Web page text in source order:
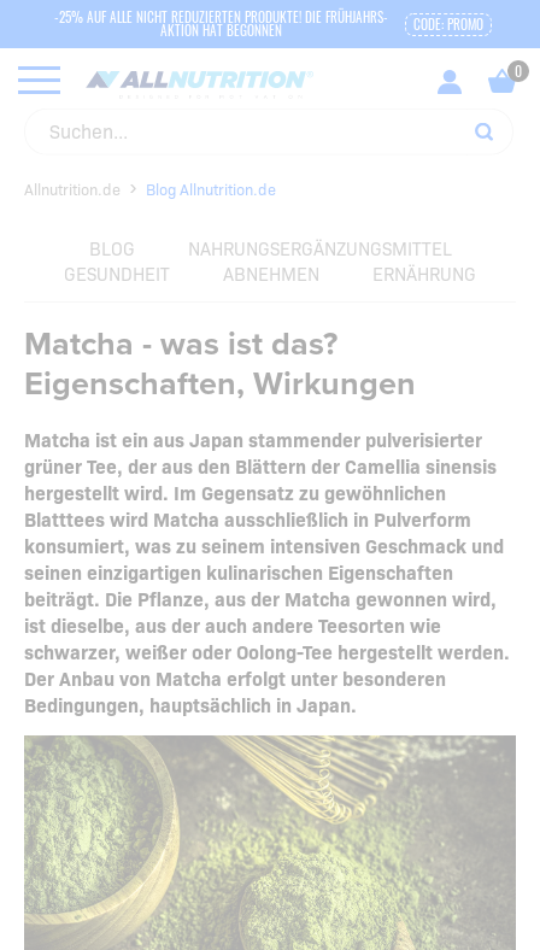
-25% AUF ALLE NICHT REDUZIERTEN PRODUKTE! DIE FRÜHJAHRS-
AKTION HAT BEGONNEN CODE: PROMO
Allnutrition.de Blog Allnutrition.de
BLOG
NAHRUNGSERGÄNZUNGSMITTEL
GESUNDHEIT
ABNEHMEN ERNÄHRUNG
Matcha - was ist das?
Eigenschaften, Wirkungen
Matcha ist ein aus Japan stammender pulverisierter
grüner Tee, der aus den Blättern der Camellia sinensis
hergestellt wird. Im Gegensatz zu gewöhnlichen
Blatttees wird Matcha ausschließlich in Pulverform
konsumiert, was zu seinem intensiven Geschmack und
seinen einzigartigen kulinarischen Eigenschaften
beiträgt. Die Pflanze, aus der Matcha gewonnen wird,
ist dieselbe, aus der auch andere Teesorten wie
schwarzer, weißer oder Oolong-Tee hergestellt werden.
Der Anbau von Matcha erfolgt unter besonderen
Bedingungen, hauptsächlich in Japan.